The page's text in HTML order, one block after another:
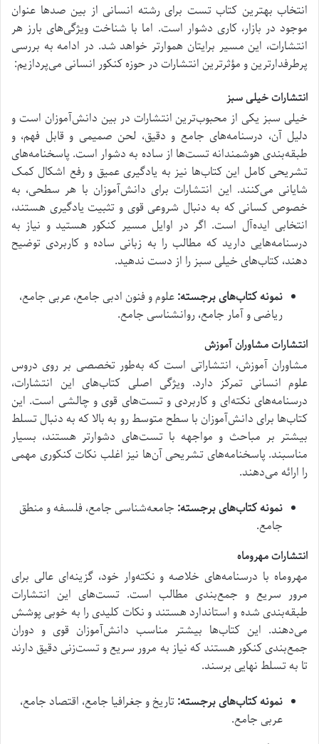
انتخاب بهترین کتاب تست برای رشته انسانی از بین صدها عنوان
موجود در بازار، کاری دشوار است. اما با شناخت ویژگی‌های بارز هر
انتشارات، این مسیر برایتان هموارتر خواهد شد. در ادامه به بررسی
پرطرفدارترین و مؤثرترین انتشارات در حوزه کنکور انسانی می‌پردازیم:
انتشارات خیلی سبز
خیلی سبز یکی از محبوب‌ترین انتشارات در بین دانش‌آموزان است و
دلیل آن، درسنامه‌های جامع و دقیق، لحن صمیمی و قابل فهم، و
طبقه‌بندی هوشمندانه تست‌ها از ساده به دشوار است. پاسخنامه‌های
تشریحی کامل این کتاب‌ها نیز به یادگیری عمیق و رفع اشکال کمک
شایانی می‌کنند. این انتشارات برای دانش‌آموزان با هر سطحی، به
خصوص کسانی که به دنبال شروعی قوی و تثبیت یادگیری هستند،
انتخابی ایده‌آل است. اگر در اوایل مسیر کنکور هستید و نیاز به
درسنامه‌هایی دارید که مطالب را به زبانی ساده و کاربردی توضیح
دهند، کتاب‌های خیلی سبز را از دست ندهید.
نمونه کتاب‌های برجسته:علوم و فنون ادبی جامع، عربی جامع،
ریاضی و آمار جامع، روانشناسی جامع.
انتشارات مشاوران آموزش
مشاوران آموزش، انتشاراتی است که به‌طور تخصصی بر روی دروس
علوم انسانی تمرکز دارد. ویژگی اصلی کتاب‌های این انتشارات،
درسنامه‌های نکته‌ای و کاربردی و تست‌های قوی و چالشی است. این
کتاب‌ها برای دانش‌آموزان با سطح متوسط رو به بالا که به دنبال تسلط
بیشتر بر مباحث و مواجهه با تست‌های دشوارتر هستند، بسیار
مناسبند. پاسخنامه‌های تشریحی آن‌ها نیز اغلب نکات کنکوری مهمی
را ارائه می‌دهند.
نمونه کتاب‌های برجسته: جامعه‌شناسی جامع، فلسفه و منطق
جامع.
انتشارات مهروماه
مهروماه با درسنامه‌های خلاصه و نکته‌وار خود، گزینه‌ای عالی برای
مرور سریع و جمع‌بندی مطالب است. تست‌های این انتشارات
طبقه‌بندی شده و استاندارد هستند و نکات کلیدی را به خوبی پوشش
می‌دهند. این کتاب‌ها بیشتر مناسب دانش‌آموزان قوی و دوران
جمع‌بندی کنکور هستند که نیاز به مرور سریع و تست‌زنی دقیق دارند
تا به تسلط نهایی برسند.
نمونه کتاب‌های برجسته:تاریخ و جغرافیا جامع، اقتصاد جامع،
عربی جامع.